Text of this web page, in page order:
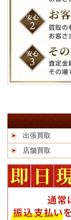
出張買取
店舗買取